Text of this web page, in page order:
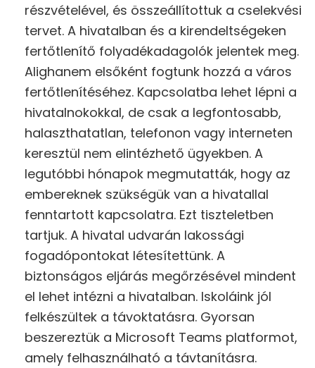
részvételével, és összeállítottuk a cselekvési
tervet. A hivatalban és a kirendeltségeken
fertőtlenítő folyadékadagolók jelentek meg.
Alighanem elsőként fogtunk hozzá a város
fertőtlenítéséhez. Kapcsolatba lehet lépni a
hivatalnokokkal, de csak a legfontosabb,
halaszthatatlan, telefonon vagy interneten
keresztül nem elintézhető ügyekben. A
legutóbbi hónapok megmutatták, hogy az
embereknek szükségük van a hivatallal
fenntartott kapcsolatra. Ezt tiszteletben
tartjuk. A hivatal udvarán lakossági
fogadópontokat létesítettünk. A
biztonságos eljárás megőrzésével mindent
el lehet intézni a hivatalban. Iskoláink jól
felkészültek a távoktatásra. Gyorsan
beszereztük a Microsoft Teams platformot,
amely felhasználható a távtanításra.